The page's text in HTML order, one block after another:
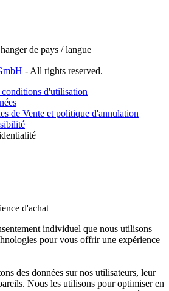
de pays / langue
- All rights reserved.
d'utilisation
de Vente et politique d'annulation
d'achat
individuel que nous utilisons
pour vous offrir une expérience
des données sur nos utilisateurs, leur
Nous les utilisons pour optimiser en